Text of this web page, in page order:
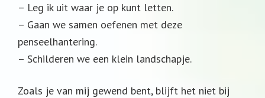
– Leg ik uit waar je op kunt letten.
– Gaan we samen oefenen met deze
penseelhantering.
– Schilderen we een klein landschapje.
Zoals je van mij gewend bent, blijft het niet bij